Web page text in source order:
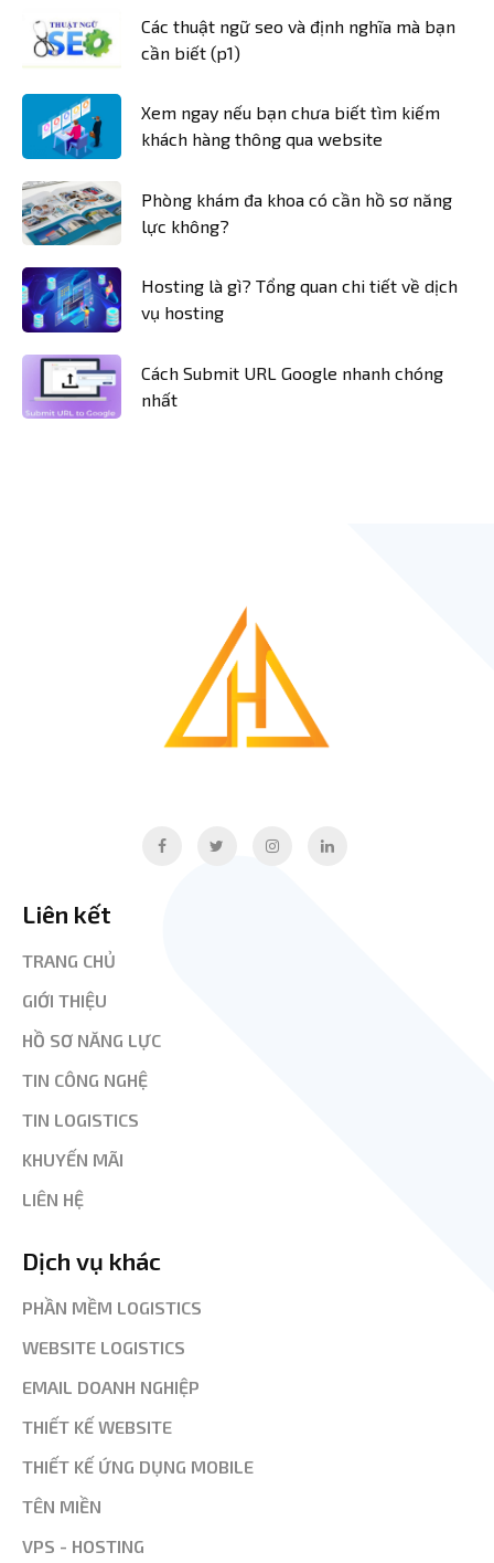
Các thuật ngữ seo và định nghĩa mà bạn
cần biết (p1)
Xem ngay nếu bạn chưa biết tìm kiếm
khách hàng thông qua website
Phòng khám đa khoa có cần hồ sơ năng
lực không?
Hosting là gì? Tổng quan chi tiết về dịch
vụ hosting
Cách Submit URL Google nhanh chóng
nhất
Liên kết
TRANG CHỦ
GIỚI THIỆU
HỒ SƠ NĂNG LỰC
TIN CÔNG NGHỆ
TIN LOGISTICS
KHUYẾN MÃI
LIÊN HỆ
Dịch vụ khác
PHẦN MỀM LOGISTICS
WEBSITE LOGISTICS
EMAIL DOANH NGHIỆP
THIẾT KẾ WEBSITE
THIẾT KẾ ỨNG DỤNG MOBILE
TÊN MIỀN
VPS - HOSTING